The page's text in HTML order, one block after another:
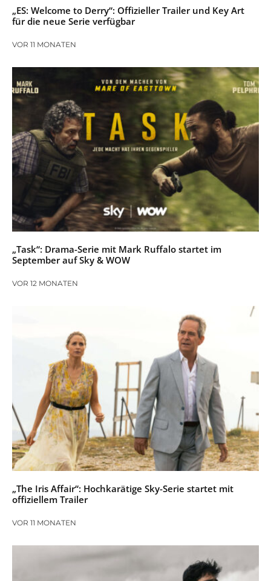
„ES: Welcome to Derry“: Offizieller Trailer und Key Art
für die neue Serie verfügbar
VOR 11 MONATEN
„Task“: Drama-Serie mit Mark Ruffalo startet im
September auf Sky & WOW
VOR 12 MONATEN
„The Iris Affair“: Hochkarätige Sky-Serie startet mit
offiziellem Trailer
VOR 11 MONATEN